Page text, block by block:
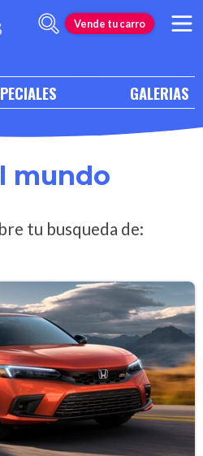
Vende tu carro
GALERIAS
mundo
tu busqueda de: